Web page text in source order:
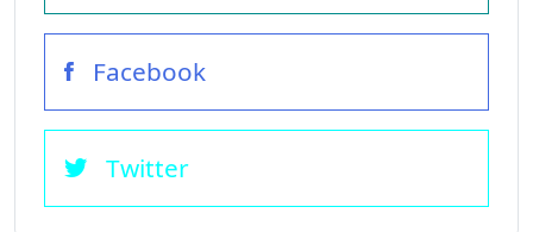
Facebook
Twitter